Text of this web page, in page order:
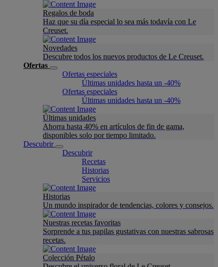
Regalos de boda
Haz que su día especial lo sea más todavía con Le
Creuset.
Novedades
Descubre todos los nuevos productos de Le Creuset.
Ofertas
Ofertas especiales
Últimas unidades hasta un -40%
Ofertas especiales
Últimas unidades hasta un -40%
Últimas unidades
Ahorra hasta 40% en artículos de fin de gama,
disponibles solo por tiempo limitado.
Descubrir
Descubrir
Recetas
Historias
Servicios
Historias
Un mundo inspirador de tendencias, colores y consejos.
Nuestras recetas favoritas
Sorprende a tus papilas gustativas con nuestras sabrosas
recetas.
Colección Pétalo